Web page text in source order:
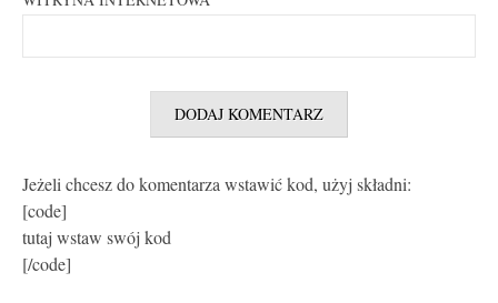
Jeżeli chcesz do komentarza wstawić kod, użyj składni:
[code]
tutaj wstaw swój kod
[/code]